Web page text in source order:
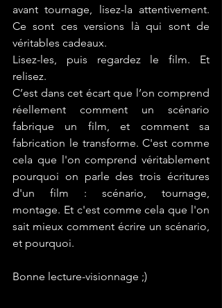
avant tournage, lisez-la attentivement.
Ce sont ces versions là qui sont de
véritables cadeaux.
Lisez-les, puis regardez le film. Et
relisez.
C’est dans cet écart que l’on comprend
réellement comment un scénario
fabrique un film, et comment sa
fabrication le transforme. C'est comme
cela que l'on comprend véritablement
pourquoi on parle des trois écritures
d'un film : scénario, tournage,
montage. Et c'est comme cela que l'on
sait mieux comment écrire un scénario,
et pourquoi.
Bonne lecture-visionnage ;)